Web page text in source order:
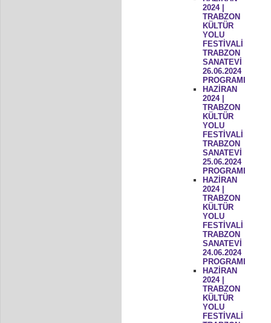
2024 |
TRABZON
KÜLTÜR
YOLU
FESTİVALİ
TRABZON
SANATEVİ
26.06.2024
PROGRAMI
HAZİRAN
2024 |
TRABZON
KÜLTÜR
YOLU
FESTİVALİ
TRABZON
SANATEVİ
25.06.2024
PROGRAMI
HAZİRAN
2024 |
TRABZON
KÜLTÜR
YOLU
FESTİVALİ
TRABZON
SANATEVİ
24.06.2024
PROGRAMI
HAZİRAN
2024 |
TRABZON
KÜLTÜR
YOLU
FESTİVALİ